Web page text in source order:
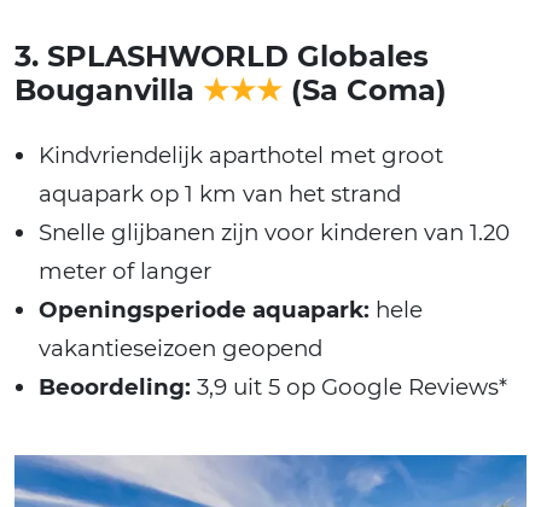
3. SPLASHWORLD Globales
Bouganvilla ★★★ (Sa Coma)
Kindvriendelijk aparthotel met groot
aquapark op 1 km van het strand
Snelle glijbanen zijn voor kinderen van 1.20
meter of langer
Openingsperiode aquapark: hele
vakantieseizoen geopend
Beoordeling: 3,9 uit 5 op Google Reviews*